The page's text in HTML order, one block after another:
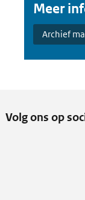
Meer
Archief
Volg ons op